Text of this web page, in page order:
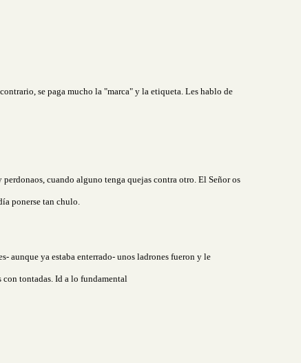
se paga mucho la "marca" y la etiqueta. Les hablo de
cuando alguno tenga quejas contra otro. El Señor os
ponerse tan chulo.
aunque ya estaba enterrado- unos ladrones fueron y le
con tontadas. Id a lo fundamental